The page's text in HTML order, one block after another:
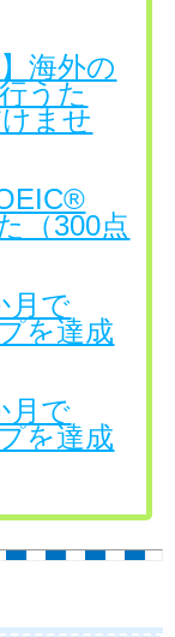
海外の
うた
ませ
（300点
月で
を達成
月で
を達成